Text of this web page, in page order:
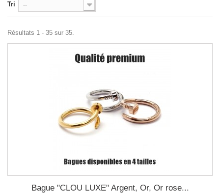
Tri --
Résultats 1 - 35 sur 35.
Bague "CLOU LUXE" Argent, Or, Or rose...